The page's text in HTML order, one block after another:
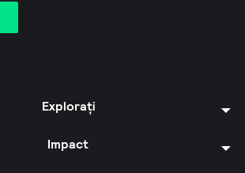
Explorați
Impact